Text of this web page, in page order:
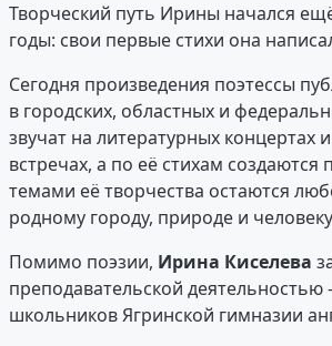
Творческий путь Ирины начался
годы: свои первые стихи она
Сегодня произведения поэтессы
в городских, областных и
звучат на литературных концертах
встречах, а по её стихам создаются
темами её творчества остаются
родному городу, природе и
Помимо поэзии, Ирина Киселева
преподавательской
школьников Ягринской гимназии